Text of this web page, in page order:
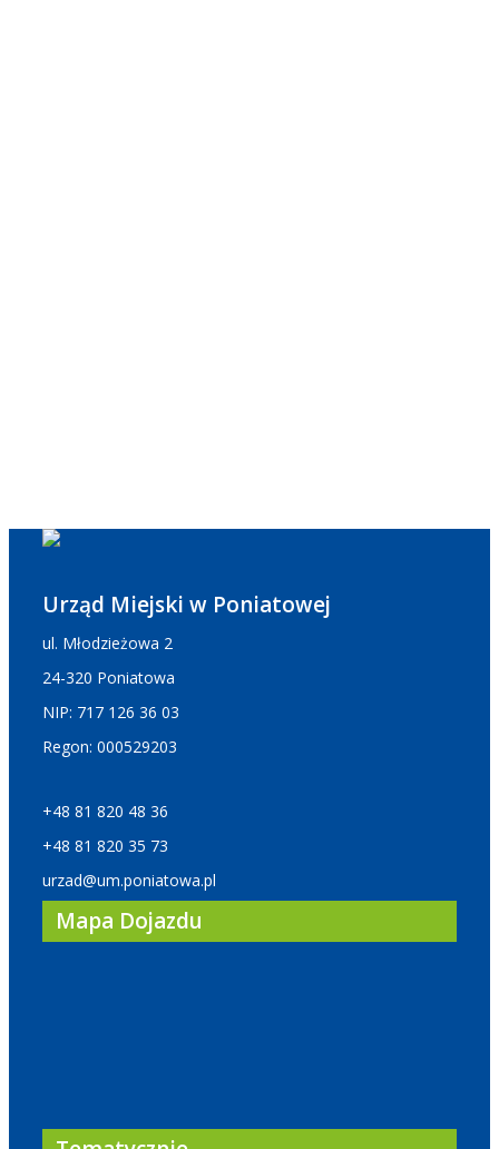
Urząd Miejski w Poniatowej
ul. Młodzieżowa 2
24-320 Poniatowa
NIP: 717 126 36 03
Regon: 000529203
+48 81 820 48 36
+48 81 820 35 73
urzad@um.poniatowa.pl
Mapa Dojazdu